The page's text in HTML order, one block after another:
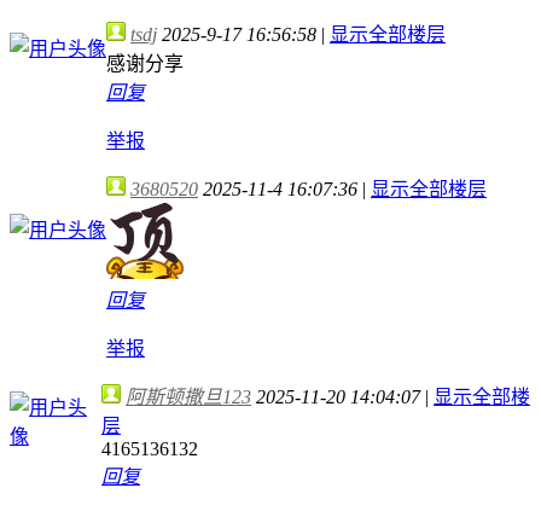
tsdj 2025-9-17 16:56:58 | 显示全部楼层
感谢分享
回复
举报
3680520 2025-11-4 16:07:36 | 显示全部楼层
回复
举报
阿斯顿撒旦123 2025-11-20 14:04:07 | 显示全部楼
层
4165136132
回复